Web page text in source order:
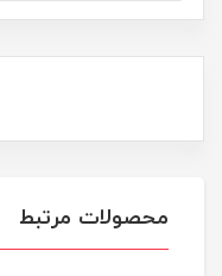
محصولات مرتبط